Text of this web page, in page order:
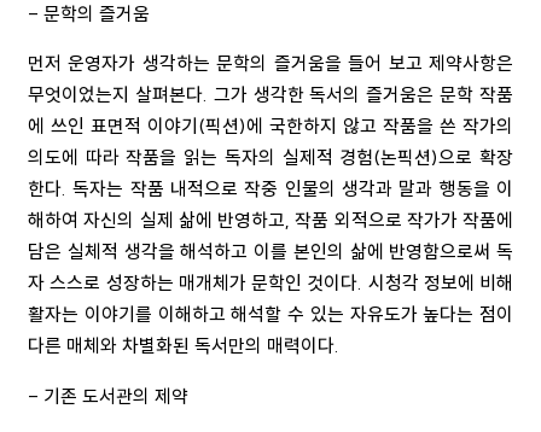
- 문학의 즐거움
먼저 운영자가 생각하는 문학의 즐거움을 들어 보고 제약사항은
무엇이었는지 살펴본다. 그가 생각한 독서의 즐거움은 문학 작품
에 쓰인 표면적 이야기(픽션)에 국한하지 않고 작품을 쓴 작가의
의도에 따라 작품을 읽는 독자의 실제적 경험(논픽션)으로 확장
한다.독자는 작품 내적으로 작중 인물의 생각과 말과 행동을 이
해하여 자신의 실제 삶에 반영하고,작품 외적으로 작가가 작품에
담은 실체적 생각을 해석하고 이를 본인의 삶에 반영함으로써 독
자 스스로 성장하는 매개체가 문학인 것이다. 시청각 정보에 비해
활자는 이야기를 이해하고 해석할 수 있는 자유도가 높다는 점이
다른 매체와 차별화된 독서만의 매력이다.
- 기존 도서관의 제약